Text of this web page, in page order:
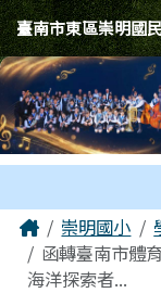
跳至主內容區
臺南市東區
導覽列
臺南市東區崇明國
主內容區域
Home崇明國小
函轉臺南市體
海洋探索者...
頁尾區域